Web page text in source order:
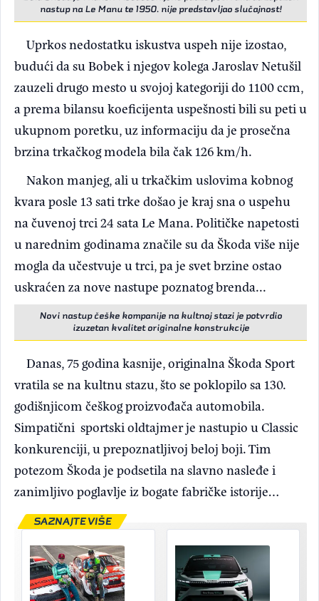
nastup na Le Manu te 1950. nije predstavljao slučajnost!
Uprkos nedostatku iskustva uspeh nije izostao,
budući da su Bobek i njegov kolega Jaroslav Netušil
zauzeli drugo mesto u svojoj kategoriji do 1100 ccm,
a prema bilansu koeficijenta uspešnosti bili su peti u
ukupnom poretku, uz informaciju da je prosečna
brzina trkačkog modela bila čak 126 km/h.
Nakon manjeg, ali u trkačkim uslovima kobnog
kvara posle 13 sati trke došao je kraj sna o uspehu
na čuvenoj trci 24 sata Le Mana. Političke napetosti
u narednim godinama značile su da Škoda više nije
mogla da učestvuje u trci, pa je svet brzine ostao
uskraćen za nove nastupe poznatog brenda...
Novi nastup češke kompanije na kultnoj stazi je potvrdio
izuzetan kvalitet originalne konstrukcije
Danas, 75 godina kasnije, originalna Škoda Sport
vratila se na kultnu stazu, što se poklopilo sa 130.
godišnjicom češkog proizvođača automobila.
Simpatični sportski oldtajmer je nastupio u Classic
konkurenciji, u prepoznatljivoj beloj boji. Tim
potezom Škoda je podsetila na slavno nasleđe i
zanimljivo poglavlje iz bogate fabričke istorije…
SAZNAJTE VIŠE